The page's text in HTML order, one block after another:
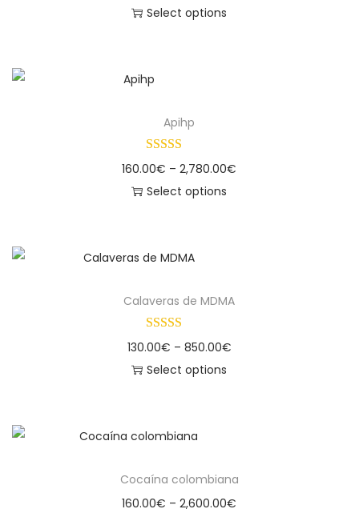
Select options
Apihp
160.00€ – 2,780.00€
Select options
Calaveras de MDMA
130.00€ – 850.00€
Select options
Cocaína colombiana
160.00€ – 2,600.00€